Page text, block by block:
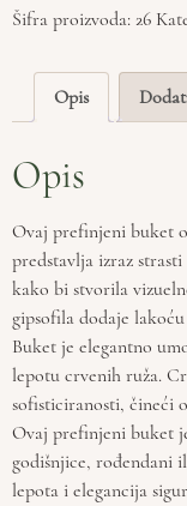
Šifra proizvoda: 26
Opis
Opis
Ovaj prefinjeni buket
predstavlja izraz
kako bi stvorila
gipsofila dodaje
Buket je elegantno
lepotu crvenih ruža.
sofisticiranosti, čineći
Ovaj prefinjeni buket
godišnjice, rođendani
lepota i elegancija